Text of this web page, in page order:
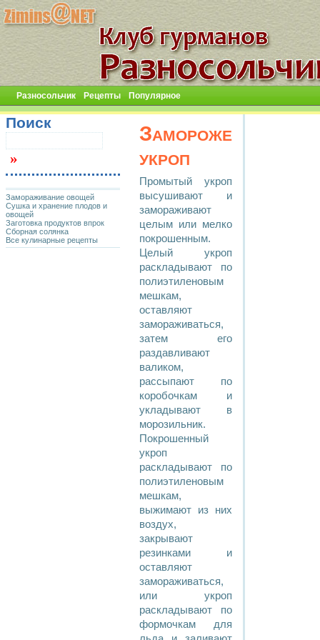
Разносольчик Рецепты Популярное
Замороженный
укроп
Промытый укроп
высушивают и
замораживают
целым или мелко
покрошенным.
Целый укроп
раскладывают по
полиэтиленовым
мешкам,
оставляют
замораживаться,
затем его
раздавливают
валиком,
рассыпают по
коробочкам и
укладывают в
морозильник.
Покрошенный
укроп
раскладывают по
полиэтиленовым
мешкам,
выжимают из них
воздух,
закрывают
резинками и
оставляют
замораживаться,
или укроп
раскладывают по
формочкам для
Поиск
Замораживание овощей
Сушка и хранение плодов и
овощей
Заготовка продуктов впрок
Сборная солянка
Все кулинарные рецепты